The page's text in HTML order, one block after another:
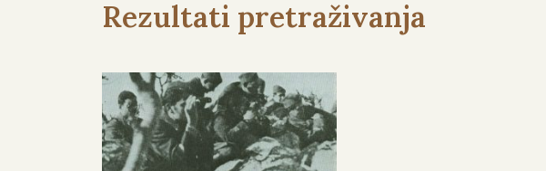
Rezultati pretraživanja